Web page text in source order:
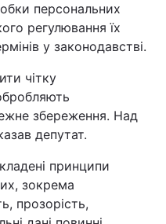
персональних
регулювання їх
у законодавстві.
чітку
збереження. Над
депутат.
принципи
зокрема
прозорість,